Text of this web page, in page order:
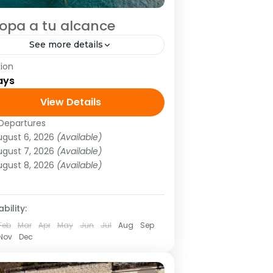
a tu alcance
See more details
strong>
strong> París,
Mulhouse, Venecia,
Roma, Niza y Barcelona.
strong> Todos los
hasta el 12 de marzo 2020.
,Europa Central
Mediterranea
View Details
6, 2026 (Available)
7, 2026 (Available)
8, 2026 (Available)
Mar Apr May Jun Jul Aug
Sep
Dec